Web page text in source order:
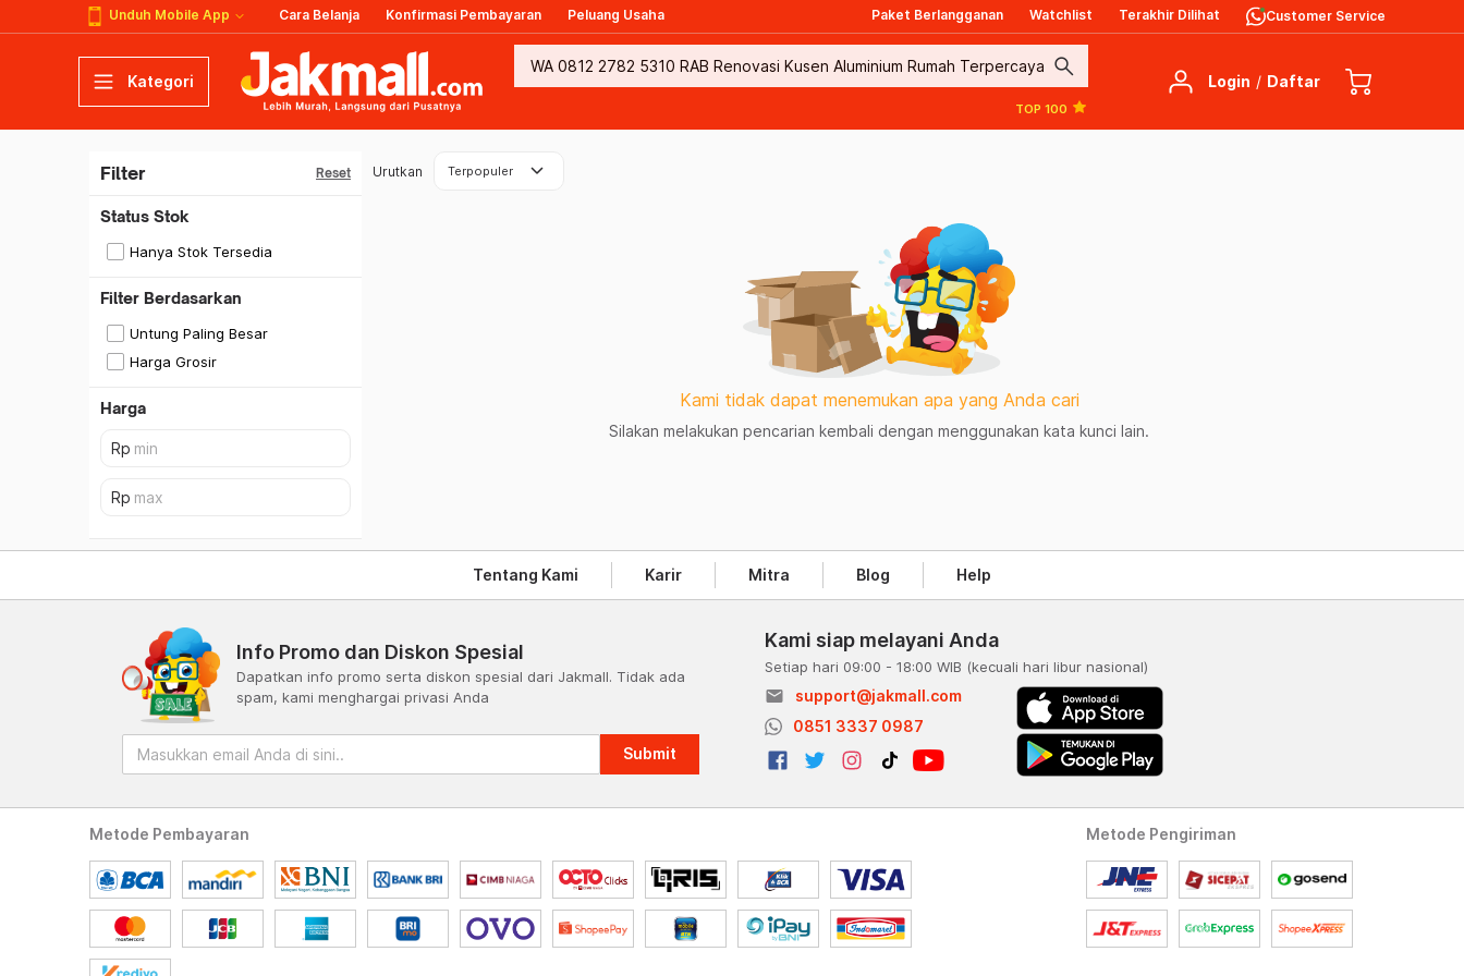
Unduh Mobile App Cara Belanja Konfirmasi Pembayaran Peluang Usaha Paket Berlangganan Watchlist Terakhir Dilihat Customer Service
Kategori search
TOP 100
Login / Daftar
Filter Reset
Status Stok
Hanya Stok Tersedia
Filter Berdasarkan
Untung Paling Besar
Harga Grosir
Harga
Urutkan Terpopuler keyboard_arrow_down
Kami tidak dapat menemukan apa yang Anda cari
Silakan melakukan pencarian kembali dengan menggunakan kata kunci lain.
Tentang Kami Karir Mitra Blog Help
Info Promo dan Diskon Spesial
Dapatkan info promo serta diskon spesial dari Jakmall. Tidak ada
spam, kami menghargai privasi Anda
Submit
Kami siap melayani Anda
Setiap hari 09:00 - 18:00 WIB (kecuali hari libur nasional)
email
support@jakmall.com
0851 3337 0987
Metode Pembayaran Metode Pengiriman